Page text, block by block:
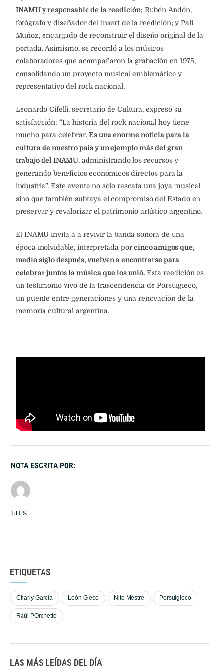
INAMU y responsable de la reedición; Rubén Andón,
fotógrafo y diseñador del insert de la reedición; y Pali
Muñoz, encargado de reconstruir el diseño original de la
portada. Asimismo, se recordó a los músicos
colaboradores que acompañaron la grabación en 1975,
consolidando un proyecto musical emblemático y
representativo del rock nacional.
Leonardo Cifelli, secretario de Cultura, expresó su
satisfacción: “La historia del rock nacional hoy tiene
mucho para celebrar. Es una enorme noticia para la
cultura de nuestro país y un ejemplo más del gran
trabajo del INAMU, administrando los recursos y
generando beneficios económicos directos para la
industria”. Este evento no solo rescata una joya musical
sino que también subraya el compromiso del Estado en
preservar y revalorizar el patrimonio artístico argentino.
El INAMU invita a a revivir la banda sonora de una
época inolvidable, interpretada porcinco amigos que,
medio siglo después, vuelven a encontrarse para
celebrar juntos la música que los unió. Esta reedición es
un testimonio vivo de la trascendencia de Porsuigieco,
un puente entre generaciones y una renovación de la
memoria cultural argentina.
NOTA ESCRITA POR:
LUIS
ETIQUETAS
Charly García León Gieco Nito Mestre Porsuigieco
Raúl POrchetto
LAS MÁS LEÍDAS DEL DÍA